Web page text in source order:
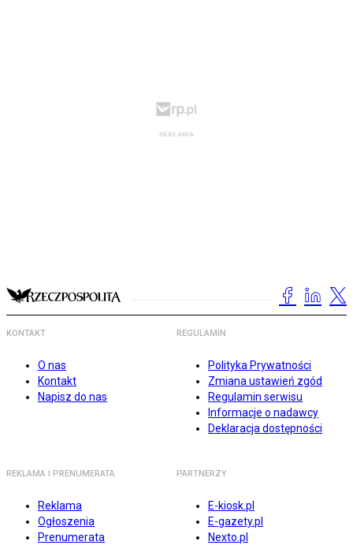
KONTAKT
O nas
Kontakt
Napisz do nas
REGULAMIN
Polityka Prywatności
Zmiana ustawień zgód
Regulamin serwisu
Informacje o nadawcy
Deklaracja dostępności
REKLAMA I PRENUMERATA
Reklama
Ogłoszenia
Prenumerata
PARTNERZY
E-kiosk.pl
E-gazety.pl
Nexto.pl